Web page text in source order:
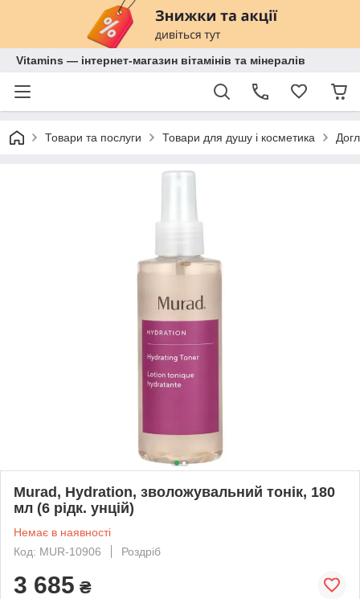
Vitamins — інтернет-магазин вітамінів та мінералів
Товари та послуги Товари для душу і косметика
Murad, Hydration, зволожувальний тонік, 180
мл (6 рідк. унцій)
Немає в наявності
Код: MUR-10906
Роздріб
3 685 ₴